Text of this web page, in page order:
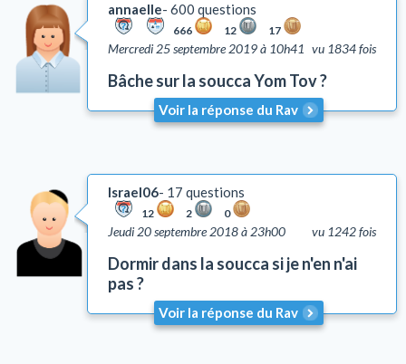
annaelle 600 questions
666 12 17
vu 1834 fois
Mercredi 25 septembre 2019 à 10h41
Bâche sur la soucca Yom Tov ?
Voir la réponse du Rav
Israel06 17 questions
12 2 0
vu 1242 fois
Jeudi 20 septembre 2018 à 23h00
Dormir dans la soucca si je n'en n'ai
pas ?
Voir la réponse du Rav